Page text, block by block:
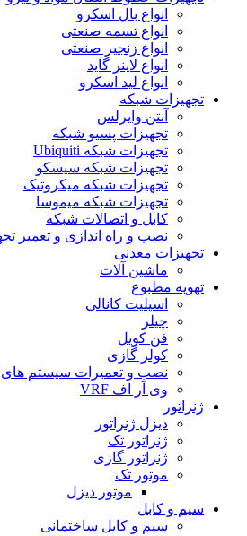
انواع بال اسکرو
انواع تسمه صنعتی
انواع زنجیر صنعتی
انواع لاینر گاید
انواع لید اسکرو
تجهیزات شبکه
آنتن وایرلس
تجهیزات پسیو شبکه
تجهیزات شبکه Ubiquiti
تجهیزات شبکه سیسکو
تجهیزات شبکه میکروتیک
تجهیزات شبکه میموسا
کابل و اتصالات شبکه
نصب و راه اندازی و تعمیر
تجهیزات معدنی
ماشین آلات
تهویه مطبوع
اسپلیت کانالی
چیلر
فن کویل
کولر گازی
نصب و تعمیرات سیستم های
وی آر اف VRF
ژنراتور
دیزل ژنراتور
ژنراتور تک
ژنراتور گازی
موتور تک
موتور دیزل
سیم و کابل
سیم و کابل ساختمانی